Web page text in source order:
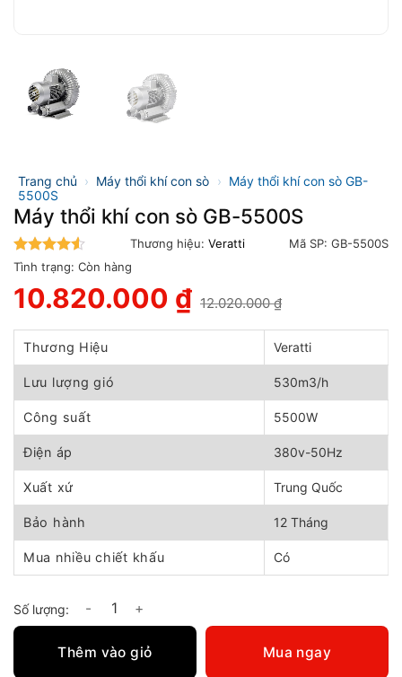
Trang chủ › Máy thổi khí con sò › Máy thổi khí con sò GB-
5500S
Máy thổi khí con sò GB-5500S
4.5trên 5
Thương hiệu: Veratti Mã SP: GB-5500S
Tình trạng: Còn hàng
12.020.000₫
gốc
là:
12.020.000 ₫.
10.820.000 ₫
hiện
tại
10.820.000 ₫.
Thương Hiệu Veratti
Lưu lượng gió 530m3/h
Công suất 5500W
Điện áp 380v-50Hz
Xuất xứ Trung Quốc
Bảo hành 12 Tháng
Mua nhiều chiết khấu Có
Máy thổi khí con sò GB-5500S số lượng
Thêm vào giỏ Mua ngay